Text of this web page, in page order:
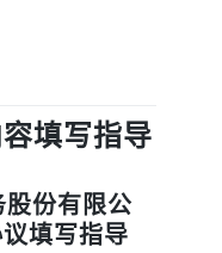
填写指导
股份有限公
填写指导